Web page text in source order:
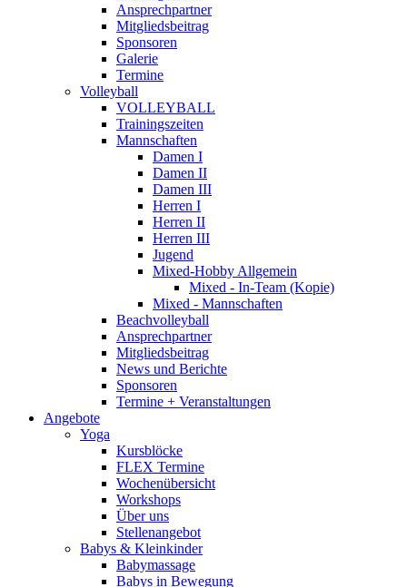
Ansprechpartner
Mitgliedsbeitrag
Sponsoren
Galerie
Termine
Volleyball
VOLLEYBALL
Trainingszeiten
Mannschaften
Damen I
Damen II
Damen III
Herren I
Herren II
Herren III
Jugend
Mixed-Hobby Allgemein
Mixed - In-Team (Kopie)
Mixed - Mannschaften
Beachvolleyball
Ansprechpartner
Mitgliedsbeitrag
News und Berichte
Sponsoren
Termine + Veranstaltungen
Angebote
Yoga
Kursblöcke
FLEX Termine
Wochenübersicht
Workshops
Über uns
Stellenangebot
Babys & Kleinkinder
Babymassage
Babys in Bewegung